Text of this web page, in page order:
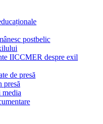
postbelic
IICCMER despre exil
de presă
presă
media